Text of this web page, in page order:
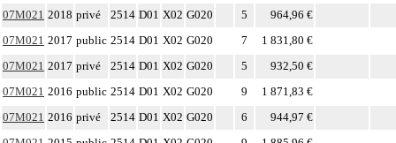
07M021 2018 privé 2514 D01 X02 G020 5
964,96 €
07M021 2017 public 2514 D01 X02 G020 7
1 831,80 €
07M021 2017 privé 2514 D01 X02 G020 5
932,50 €
07M021 2016 public 2514 D01 X02 G020 9
1 871,83 €
07M021 2016 privé 2514 D01 X02 G020 6
944,97 €